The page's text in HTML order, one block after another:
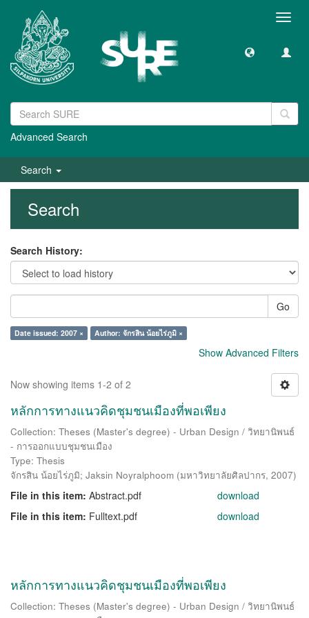
Advanced Search
Search
Search
Search History:
Go
Date issued: 2007 × Author: จักรสิน น้อยไร่ภูมิ ×
Show Advanced Filters
Now showing items 1-2 of 2
หลักการทางแนวคิดชุมชนเมืองที่พอเพียง
Collection: Theses (Master's degree) - Urban Design / วิทยานิพนธ์
- การออกแบบชุมชนเมือง
Type: Thesis
จักรสิน น้อยไร่ภูมิ; Jaksin Noyralphoom (มหาวิทยาลัยศิลปากร, 2007)
File in this item: Abstract.pdf
download
File in this item: Fulltext.pdf download
หลักการทางแนวคิดชุมชนเมืองที่พอเพียง
Collection: Theses (Master's degree) - Urban Design / วิทยานิพนธ์